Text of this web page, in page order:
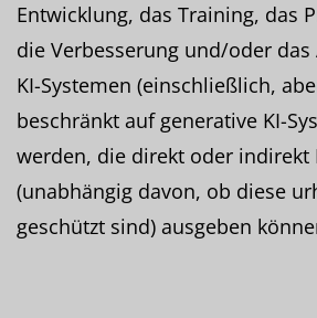
Entwicklung, das Training, das
die Verbesserung und/oder
KI-Systemen (einschließlich,
beschränkt auf generative KI-
werden, die direkt oder indirekt
(unabhängig davon, ob diese
geschützt sind) ausgeben